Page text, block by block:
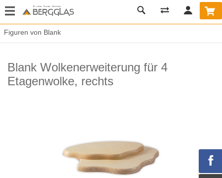
Figuren von Blank
Blank Wolkenerweiterung für 4
Etagenwolke, rechts